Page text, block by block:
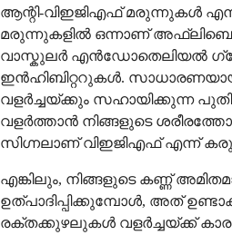
ആന്റി-വിഇജിഎഫ് മരുന്നുകൾ
മരുന്നുകളിൽ ഒന്നാണ്
വാസ്കുലർ എൻഡോതെലിയൽ
ഇൻഹിബിറ്ററുകൾ.
വളർച്ചയ്ക്കും സഹായിക്കുന്ന
വളർത്താൻ നിങ്ങളുടെ
സിഗ്നലാണ് വിഇജിഎഫ് എന്ന്
എങ്കിലും, നിങ്ങളുടെ കണ്ണ്
ഉത്പാദിപ്പിക്കുമ്പോൾ, അത്
രക്തക്കുഴലുകൾ വളർച്ചയ്ക്ക്